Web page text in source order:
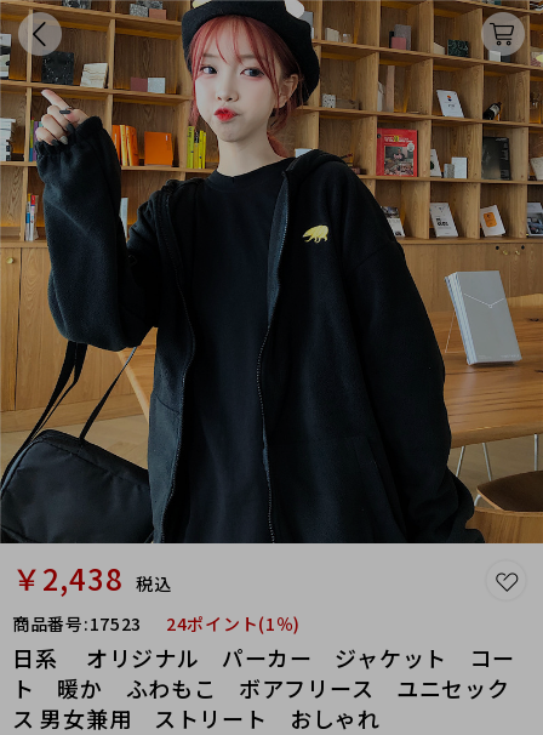
￥2,438 税込
商品番号:17523 24ポイント(1％)
日系 オリジナル パーカー ジャケット コー
ト 暖か ふわもこ ボアフリース ユニセック
ス 男女兼用 ストリート おしゃれ